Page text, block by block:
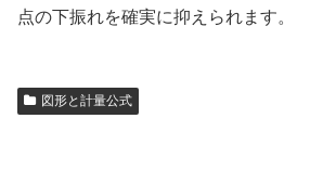
点の下振れを確実に抑えられます。
図形と計量公式